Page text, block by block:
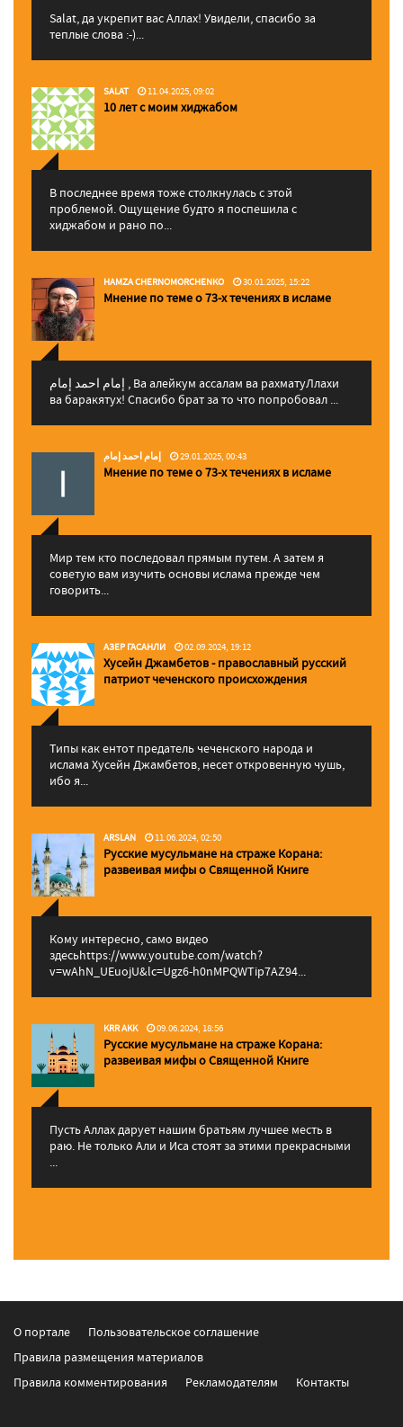
Salat, да укрепит вас Аллаx! Увидели, спасибо за
теплые слова :-)...
SALAT 11.04.2025, 09:02
10 лет с моим хиджабом
В последнее время тоже столкнулась с этой
проблемой. Ощущение будто я поспешила с
хиджабом и рано по...
HAMZA CHERNOMORCHENKO 30.01.2025, 15:22
Мнение по теме о 73-х течениях в исламе
إمام احمد إمام , Ва алейкум ассалам ва рахматуЛлахи
ва баракятух! Спасибо брат за то что попробовал ...
إمام احمد إمام 29.01.2025, 00:43
Мнение по теме о 73-х течениях в исламе
Мир тем кто последовал прямым путем. А затем я
советую вам изучить основы ислама прежде чем
говорить...
АЗЕР ГАСАНЛИ 02.09.2024, 19:12
Хусейн Джамбетов - православный русский
патриот чеченского происхождения
Типы как ентот предатель чеченского народа и
ислама Хусейн Джамбетов, несет откровенную чушь,
ибо я...
ARSLAN 11.06.2024, 02:50
Русские мусульмане на страже Корана:
pазвеивая мифы о Священной Книге
Кому интересно, само видео
здесьhttps://www.youtube.com/watch?
v=wAhN_UEuojU&lc=Ugz6-h0nMPQWTip7AZ94...
KRR AKK 09.06.2024, 18:56
Русские мусульмане на страже Корана:
pазвеивая мифы о Священной Книге
Пусть Аллах дарует нашим братьям лучшее месть в
раю. Не только Али и Иса стоят за этими прекрасными
...
О портале
Пользовательское соглашение
Правила размещения материалов
Правила комментирования
Рекламодателям Контакты